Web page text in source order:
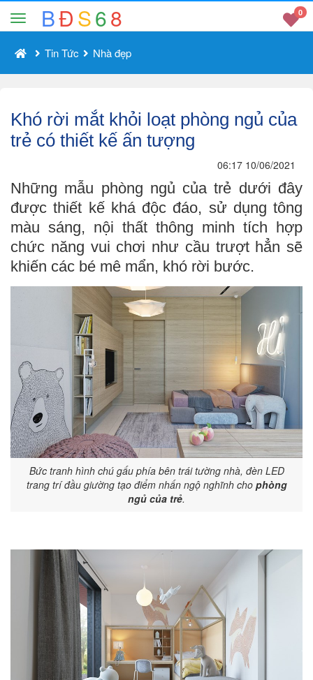
BĐS68 0
Tin Tức Nhà đẹp
Khó rời mắt khỏi loạt phòng ngủ của
trẻ có thiết kế ấn tượng
06:17 10/06/2021
Những mẫu phòng ngủ của trẻ dưới đây
được thiết kế khá độc đáo, sử dụng tông
màu sáng, nội thất thông minh tích hợp
chức năng vui chơi như cầu trượt hẳn sẽ
khiến các bé mê mẩn, khó rời bước.
Bức tranh hình chú gấu phía bên trái tường nhà, đèn LED
trang trí đầu giường tạo điểm nhấn ngộ nghĩnh cho phòng
ngủ của trẻ.